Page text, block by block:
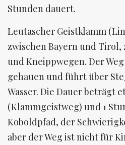
Stunden dauert.
Leutascher Geistklamm
zwischen Bayern und Tirol,
und Kneippwegen. Der
gehauen und führt über
Wasser. Die Dauer beträgt
(Klammgeistweg) und 1
Koboldpfad, der
aber der Weg ist nicht für